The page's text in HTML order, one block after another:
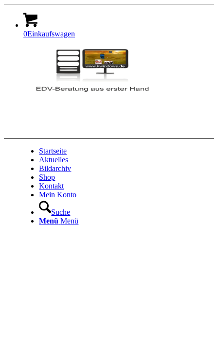
0Einkaufswagen
Startseite
Aktuelles
Bildarchiv
Shop
Kontakt
Mein Konto
Suche
Menü Menü